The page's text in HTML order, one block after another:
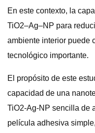
En este contexto, la
TiO2–Ag–NP para
ambiente interior puede
tecnológico importante.
El propósito de este
capacidad de una
TiO2-Ag-NP sencilla de
película adhesiva